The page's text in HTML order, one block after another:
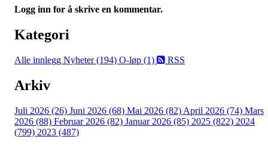
Logg inn for å skrive en kommentar.
Kategori
Alle innlegg Nyheter (194) O-løp (1) RSS
Arkiv
Juli 2026 (26) Juni 2026 (68) Mai 2026 (82) April 2026 (74) Mars
2026 (88) Februar 2026 (82) Januar 2026 (85) 2025 (822) 2024
(799) 2023 (487)